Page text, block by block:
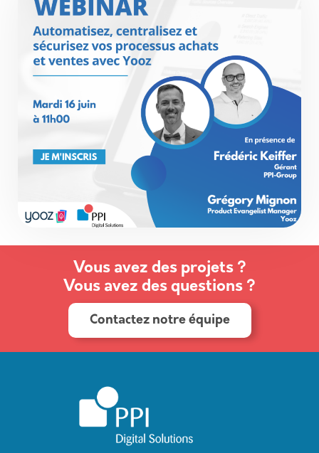
Vous avez des projets ?
Vous avez des questions ?
Contactez notre équipe